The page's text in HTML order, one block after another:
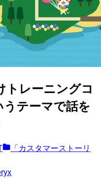
トレーニングコ
テーマで話を
「カスタマーストーリ